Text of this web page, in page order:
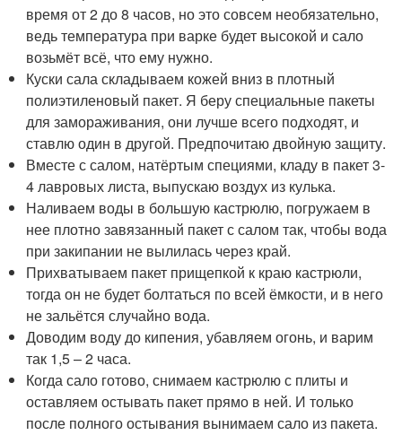
время от 2 до 8 часов, но это совсем необязательно,
ведь температура при варке будет высокой и сало
возьмёт всё, что ему нужно.
Куски сала складываем кожей вниз в плотный
полиэтиленовый пакет. Я беру специальные пакеты
для замораживания, они лучше всего подходят, и
ставлю один в другой. Предпочитаю двойную защиту.
Вместе с салом, натёртым специями, кладу в пакет 3-
4 лавровых листа, выпускаю воздух из кулька.
Наливаем воды в большую кастрюлю, погружаем в
нее плотно завязанный пакет с салом так, чтобы вода
при закипании не вылилась через край.
Прихватываем пакет прищепкой к краю кастрюли,
тогда он не будет болтаться по всей ёмкости, и в него
не зальётся случайно вода.
Доводим воду до кипения, убавляем огонь, и варим
так 1,5 – 2 часа.
Когда сало готово, снимаем кастрюлю с плиты и
оставляем остывать пакет прямо в ней. И только
после полного остывания вынимаем сало из пакета.